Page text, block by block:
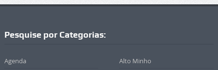
Pesquise por Categorias:
Agenda Alto Minho